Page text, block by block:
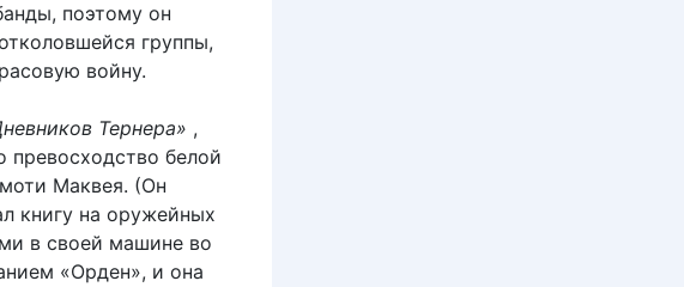
поэтому он
группы,
войну.
Тернера» ,
превосходство белой
Маквея. (Он
книгу на оружейных
в своей машине во
«Орден», и она